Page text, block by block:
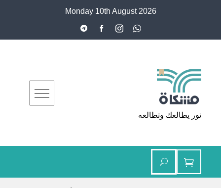
Monday 10th August 2026
مشكاة
نور يطالعك وتطالعه